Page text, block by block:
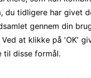
ELIZABETH LOREN
27, 2019
du tidligere har givet
gennem din
Ved at klikke på 'OK'
til disse formål.